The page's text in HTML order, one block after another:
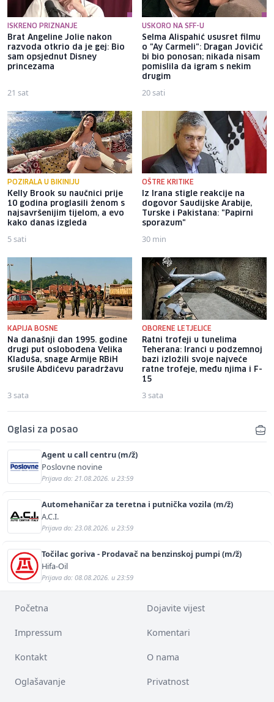
ISKRENO PRIZNANJE
Brat Angeline Jolie nakon
razvoda otkrio da je gej: Bio
sam opsjednut Disney
princezama
21 sat
USKORO NA SFF-U
Selma Alispahić ususret filmu
o "Ay Carmeli": Dragan Jovičić
bi bio ponosan; nikada nisam
pomislila da igram s nekim
drugim
20 sati
POZIRALA U BIKINIJU
Kelly Brook su naučnici prije
10 godina proglasili ženom s
najsavršenijim tijelom, a evo
kako danas izgleda
5 sati
OŠTRE KRITIKE
Iz Irana stigle reakcije na
dogovor Saudijske Arabije,
Turske i Pakistana: "Papirni
sporazum"
30 min
KAPIJA BOSNE
Na današnji dan 1995. godine
drugi put oslobođena Velika
Kladuša, snage Armije RBiH
srušile Abdićevu paradržavu
3 sata
OBORENE LETJELICE
Ratni trofeji u tunelima
Teherana: Iranci u podzemnoj
bazi izložili svoje najveće
ratne trofeje, među njima i F-
15
3 sata
Oglasi za posao
Agent u call centru (m/ž)
Poslovne novine
Prijava do: 21.08.2026. u 23:59
Automehaničar za teretna i putnička vozila (m/ž)
A.C.I.
Prijava do: 23.08.2026. u 23:59
Točilac goriva - Prodavač na benzinskoj pumpi (m/ž)
Hifa-Oil
Prijava do: 08.08.2026. u 23:59
Početna Dojavite vijest
Impressum Komentari
Kontakt O nama
Oglašavanje Privatnost